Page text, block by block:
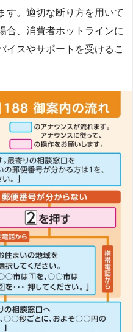
す。適切な断り方を用いて
合、消費者ホットラインに
イスやサポートを受けるこ